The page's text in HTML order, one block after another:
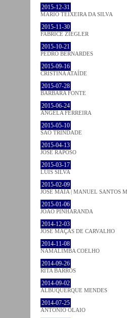
2015-12-31
MÁRIO TEIXEIRA DA SILVA
2015-11-30
FABRICE ZIEGLER
2015-10-21
PEDRO BERNARDES
2015-09-16
CRISTINA ATAÍDE
2015-07-28
BÁRBARA FONTE
2015-06-24
ÂNGELA FERREIRA
2015-05-10
SÃO TRINDADE
2015-04-13
JOSÉ RAPOSO
2015-03-17
LUÍS SILVA
2015-02-09
JOSÉ MAIA | MANUEL SANTOS
2015-01-06
JOÃO PINHARANDA
2014-12-03
JOSÉ MAÇÃS DE CARVALHO
2014-11-08
NAMALIMBA COELHO
2014-09-26
RITA BARROS
2014-09-02
ALBUQUERQUE MENDES
2014-07-25
ANTÓNIO OLAIO